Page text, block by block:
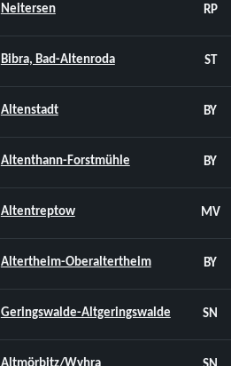
Neitersen RP
Bibra, Bad-Altenroda ST
Altenstadt BY
Altenthann-Forstmühle BY
Altentreptow MV
Altertheim-Oberaltertheim BY
Geringswalde-Altgeringswalde SN